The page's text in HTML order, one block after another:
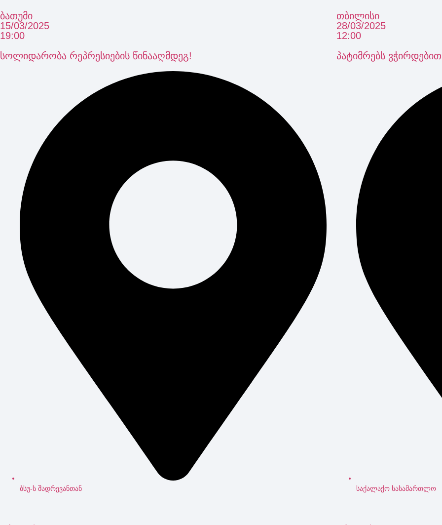
ბათუმი
15/03/2025
19:00
სოლიდარობა რეპრესიების წინააღმდეგ!
ბსუ-ს შადრევანთან
თბილისი
28/03/2025
12:00
️პატიმრებს
საქალაქო სასამართლო